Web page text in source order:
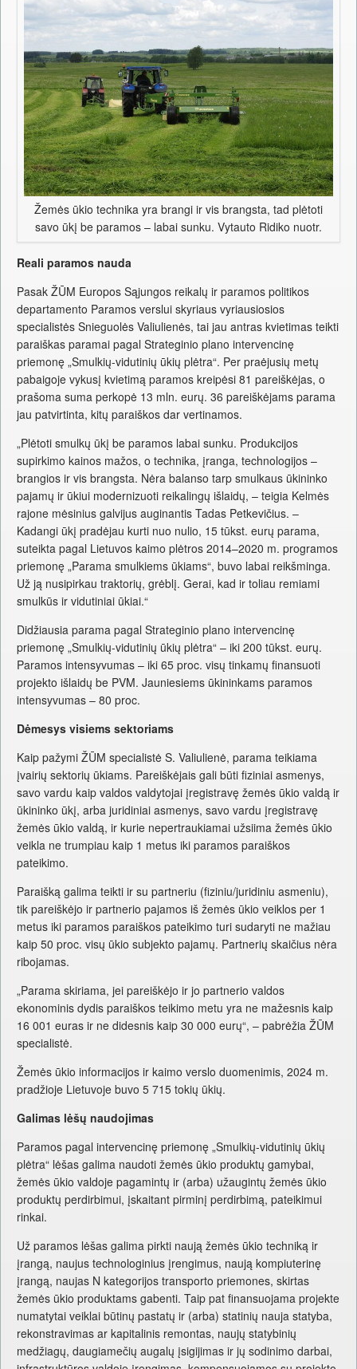
Žemės ūkio technika yra brangi ir vis brangsta, tad plėtoti
savo ūkį be paramos – labai sunku. Vytauto Ridiko nuotr.
Reali paramos nauda
Pasak ŽŪM Europos Sąjungos reikalų ir paramos politikos
departamento Paramos verslui skyriaus vyriausiosios
specialistės Snieguolės Valiulienės, tai jau antras kvietimas teikti
paraiškas paramai pagal Strateginio plano intervencinę
priemonę „Smulkių-vidutinių ūkių plėtra“. Per praėjusių metų
pabaigoje vykusį kvietimą paramos kreipėsi 81 pareiškėjas, o
prašoma suma perkopė 13 mln. eurų. 36 pareiškėjams parama
jau patvirtinta, kitų paraiškos dar vertinamos.
„Plėtoti smulkų ūkį be paramos labai sunku. Produkcijos
supirkimo kainos mažos, o technika, įranga, technologijos –
brangios ir vis brangsta. Nėra balanso tarp smulkaus ūkininko
pajamų ir ūkiui modernizuoti reikalingų išlaidų, – teigia Kelmės
rajone mėsinius galvijus auginantis Tadas Petkevičius. –
Kadangi ūkį pradėjau kurti nuo nulio, 15 tūkst. eurų parama,
suteikta pagal Lietuvos kaimo plėtros 2014–2020 m. programos
priemonę „Parama smulkiems ūkiams“, buvo labai reikšminga.
Už ją nusipirkau traktorių, grėblį. Gerai, kad ir toliau remiami
smulkūs ir vidutiniai ūkiai.“
Didžiausia parama pagal Strateginio plano intervencinę
priemonę „Smulkių-vidutinių ūkių plėtra“ – iki 200 tūkst. eurų.
Paramos intensyvumas – iki 65 proc. visų tinkamų finansuoti
projekto išlaidų be PVM. Jauniesiems ūkininkams paramos
intensyvumas – 80 proc.
Dėmesys visiems sektoriams
Kaip pažymi ŽŪM specialistė S. Valiulienė, parama teikiama
įvairių sektorių ūkiams. Pareiškėjais gali būti fiziniai asmenys,
savo vardu kaip valdos valdytojai įregistravę žemės ūkio valdą ir
ūkininko ūkį, arba juridiniai asmenys, savo vardu įregistravę
žemės ūkio valdą, ir kurie nepertraukiamai užsiima žemės ūkio
veikla ne trumpiau kaip 1 metus iki paramos paraiškos
pateikimo.
Paraišką galima teikti ir su partneriu (fiziniu/juridiniu asmeniu),
tik pareiškėjo ir partnerio pajamos iš žemės ūkio veiklos per 1
metus iki paramos paraiškos pateikimo turi sudaryti ne mažiau
kaip 50 proc. visų ūkio subjekto pajamų. Partnerių skaičius nėra
ribojamas.
„Parama skiriama, jei pareiškėjo ir jo partnerio valdos
ekonominis dydis paraiškos teikimo metu yra ne mažesnis kaip
16 001 euras ir ne didesnis kaip 30 000 eurų“, – pabrėžia ŽŪM
specialistė.
Žemės ūkio informacijos ir kaimo verslo duomenimis, 2024 m.
pradžioje Lietuvoje buvo 5 715 tokių ūkių.
Galimas lėšų naudojimas
Paramos pagal intervencinę priemonę „Smulkių-vidutinių ūkių
plėtra“ lėšas galima naudoti žemės ūkio produktų gamybai,
žemės ūkio valdoje pagamintų ir (arba) užaugintų žemės ūkio
produktų perdirbimui, įskaitant pirminį perdirbimą, pateikimui
rinkai.
Už paramos lėšas galima pirkti naują žemės ūkio techniką ir
įrangą, naujus technologinius įrengimus, naują kompiuterinę
įrangą, naujas N kategorijos transporto priemones, skirtas
žemės ūkio produktams gabenti. Taip pat finansuojama projekte
numatytai veiklai būtinų pastatų ir (arba) statinių nauja statyba,
rekonstravimas ar kapitalinis remontas, naujų statybinių
medžiagų, daugiamečių augalų įsigijimas ir jų sodinimo darbai,